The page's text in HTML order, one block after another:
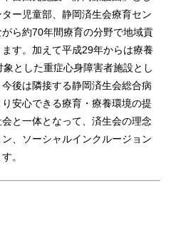
ー児童部、静岡済生会療育セン
がら約70年間療育の分野で地域貢
す。加えて平成29年からは療養
象とした重症心身障害者施設とし
後は隣接する静岡済生会総合病
安心できる療育・療養環境の提
と一体となって、済生会の理念
、ソーシャルインクルージョン
。